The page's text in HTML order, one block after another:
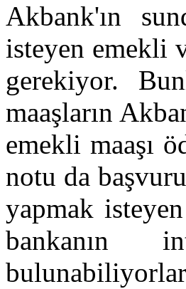
Akbank'ın
isteyen emekli
gerekiyor.
maaşların
emekli maaşı
notu da
yapmak
bankanın